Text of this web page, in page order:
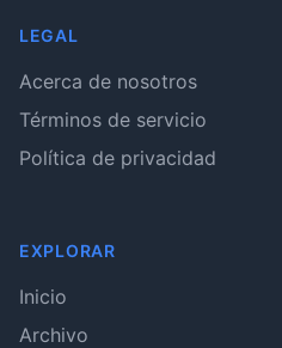
LEGAL
Acerca de nosotros
Términos de servicio
Política de privacidad
EXPLORAR
Inicio
Archivo